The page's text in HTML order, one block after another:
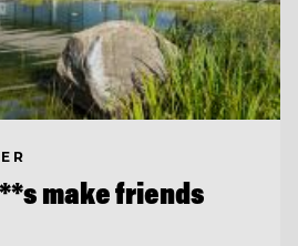
make friends